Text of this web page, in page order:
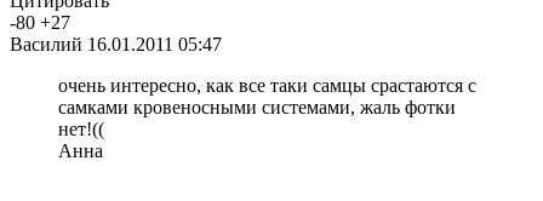
-80 +27
Василий 16.01.2011 05:47
очень интересно, как все таки самцы срастаются с
самками кровеносными системами, жаль фотки
нет!((
Анна